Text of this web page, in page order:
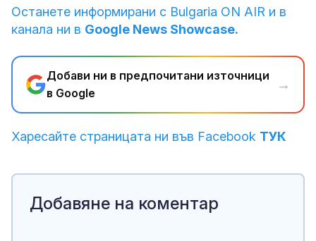
Останете информирани с Bulgaria ON AIR и в
канала ни в Google News Showcase.
Добави ни в предпочитани източници
в Google
→
Харесайте страницата ни във Facebook ТУК
Добавяне на коментар